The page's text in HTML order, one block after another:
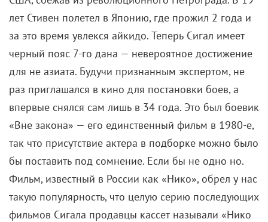
объединения персонажей из «8 ½» Федерико
Феллини.
Кто снялК 1976 году Андрей Кончаловский был
автором пяти полнометражных фильмов. Два из
них — «Дядя Ваня» и «Романс о влюбленных» —
уже получали призы на международных
фестивалях. Во многом поэтому именно ему
предложили снять патриотический фильм к
очередному съезду компартии, а заодно — для
иностранных зрителей с целью прославить
нефтяников Сибири. Ресурсов для будущей ленты
не жалели — из Западной Германии привезли